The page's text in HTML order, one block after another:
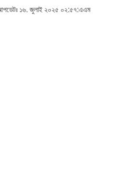
১৬. জুলাই ২০২৫ ০২:৫৭:এএম